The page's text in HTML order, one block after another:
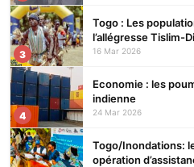
3
Togo : Les
l’allégresse Tislim-
16 Mar 2026
4
Economie : les
indienne
24 Mar 2026
Togo/Inondations:
opération